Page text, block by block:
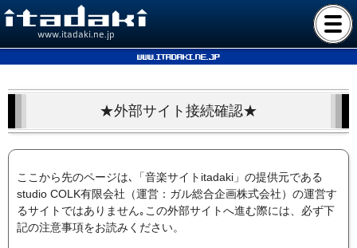
www.itadaki.ne.jp
www.itadaki.ne.jp
★外部サイト接続確認★
ここから先のページは､「音楽サイトitadaki」の提供元である
studio COLK有限会社（運営：ガル総合企画株式会社）の運営す
るサイトではありません｡この外部サイトへ進む際には、必ず下
記の注意事項をお読みください。